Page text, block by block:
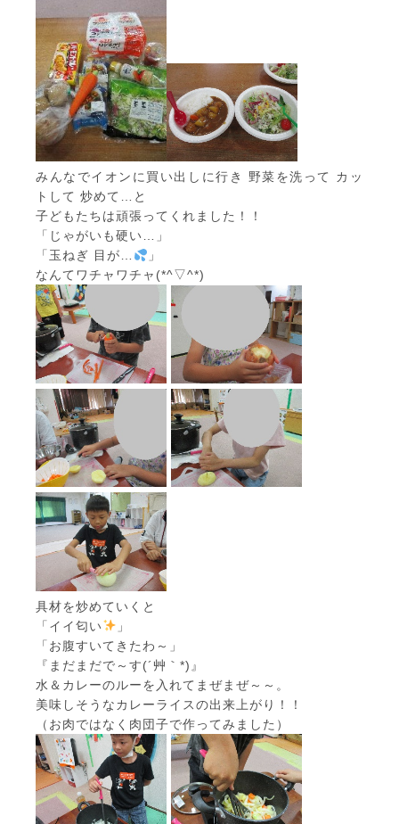
みんなでイオンに買い出しに行き 野菜を洗って カッ
トして 炒めて…と
子どもたちは頑張ってくれました！！
「じゃがいも硬い…」
「玉ねぎ 目が…
」
なんてワチャワチャ(*^▽^*)
具材を炒めていくと
「イイ匂い
」
「お腹すいてきたわ～」
『まだまだで～す(´艸｀*)』
水＆カレーのルーを入れてまぜまぜ～～。
美味しそうなカレーライスの出来上がり！！
（お肉ではなく肉団子で作ってみました）